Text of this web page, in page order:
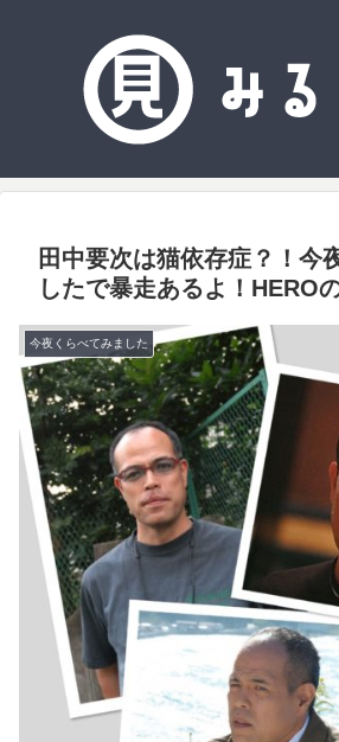
田中要次は猫依存症？！今
したで暴走あるよ！HERO
今夜くらべてみました